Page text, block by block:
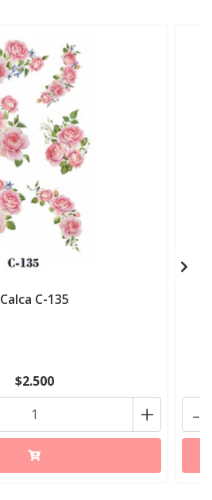
Calca C-135
$2.500
+ -